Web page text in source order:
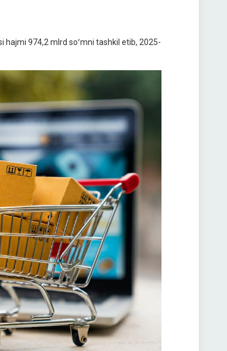
974,2 mlrd soʻmni tashkil etib, 2025-